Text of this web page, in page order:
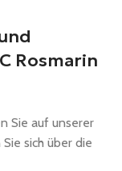
Rosmarin
Sie auf unserer
sich über die